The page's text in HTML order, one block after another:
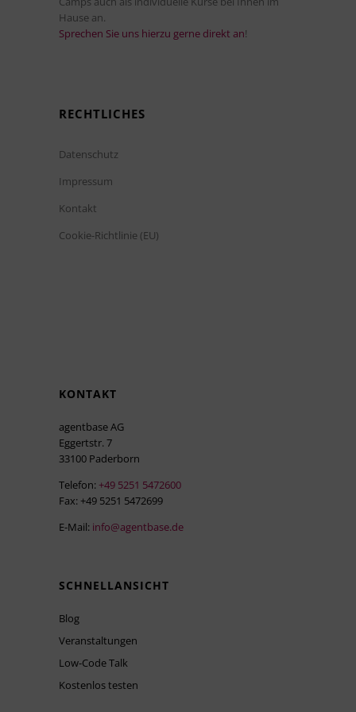
Hause an.
Sprechen Sie uns hierzu gerne direkt an!
RECHTLICHES
Datenschutz
Impressum
Kontakt
Cookie-Richtlinie (EU)
KONTAKT
agentbase AG
Eggertstr. 7
33100 Paderborn
Telefon: +49 5251 5472600
Fax: +49 5251 5472699
E-Mail: info@agentbase.de
SCHNELLANSICHT
Blog
Veranstaltungen
Low-Code Talk
Kostenlos testen